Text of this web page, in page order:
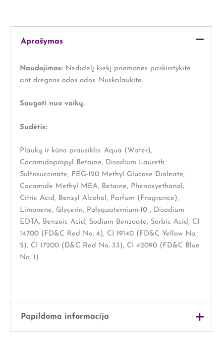
Aprašymas
Naudojimas: Nedidelį kiekį priemonės paskirstykite
ant drėgnos odos odos. Nuskalaukite.
Saugoti nuo vaikų.
Sudėtis:
Plaukų ir kūno prausiklis: Aqua (Water),
Cocamidopropyl Betaine, Disodium Laureth
Sulfosuccinate, PEG-120 Methyl Glucose Dioleate,
Cocamide Methyl MEA, Betaine, Phenoxyethanol,
Citric Acid, Benzyl Alcohol, Parfum (Fragrance),
Limonene, Glycerin, Polyquaternium-10 , Disodium
EDTA, Benzoic Acid, Sodium Benzoate, Sorbic Acid, CI
14700 (FD&C Red No. 4), CI 19140 (FD&C Yellow No.
5), CI 17200 (D&C Red No. 33), CI 42090 (FD&C Blue
No. 1)
Papildoma informacija